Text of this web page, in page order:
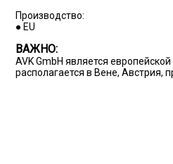
Производство:
● EU
ВАЖНО:
AVK GmbH является
располагается в Вене, Австрия,